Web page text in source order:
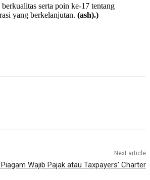
serta poin ke-17 tentang
yang berkelanjutan. (ash).)
Next article
Wajib Pajak atau Taxpayers’ Charter